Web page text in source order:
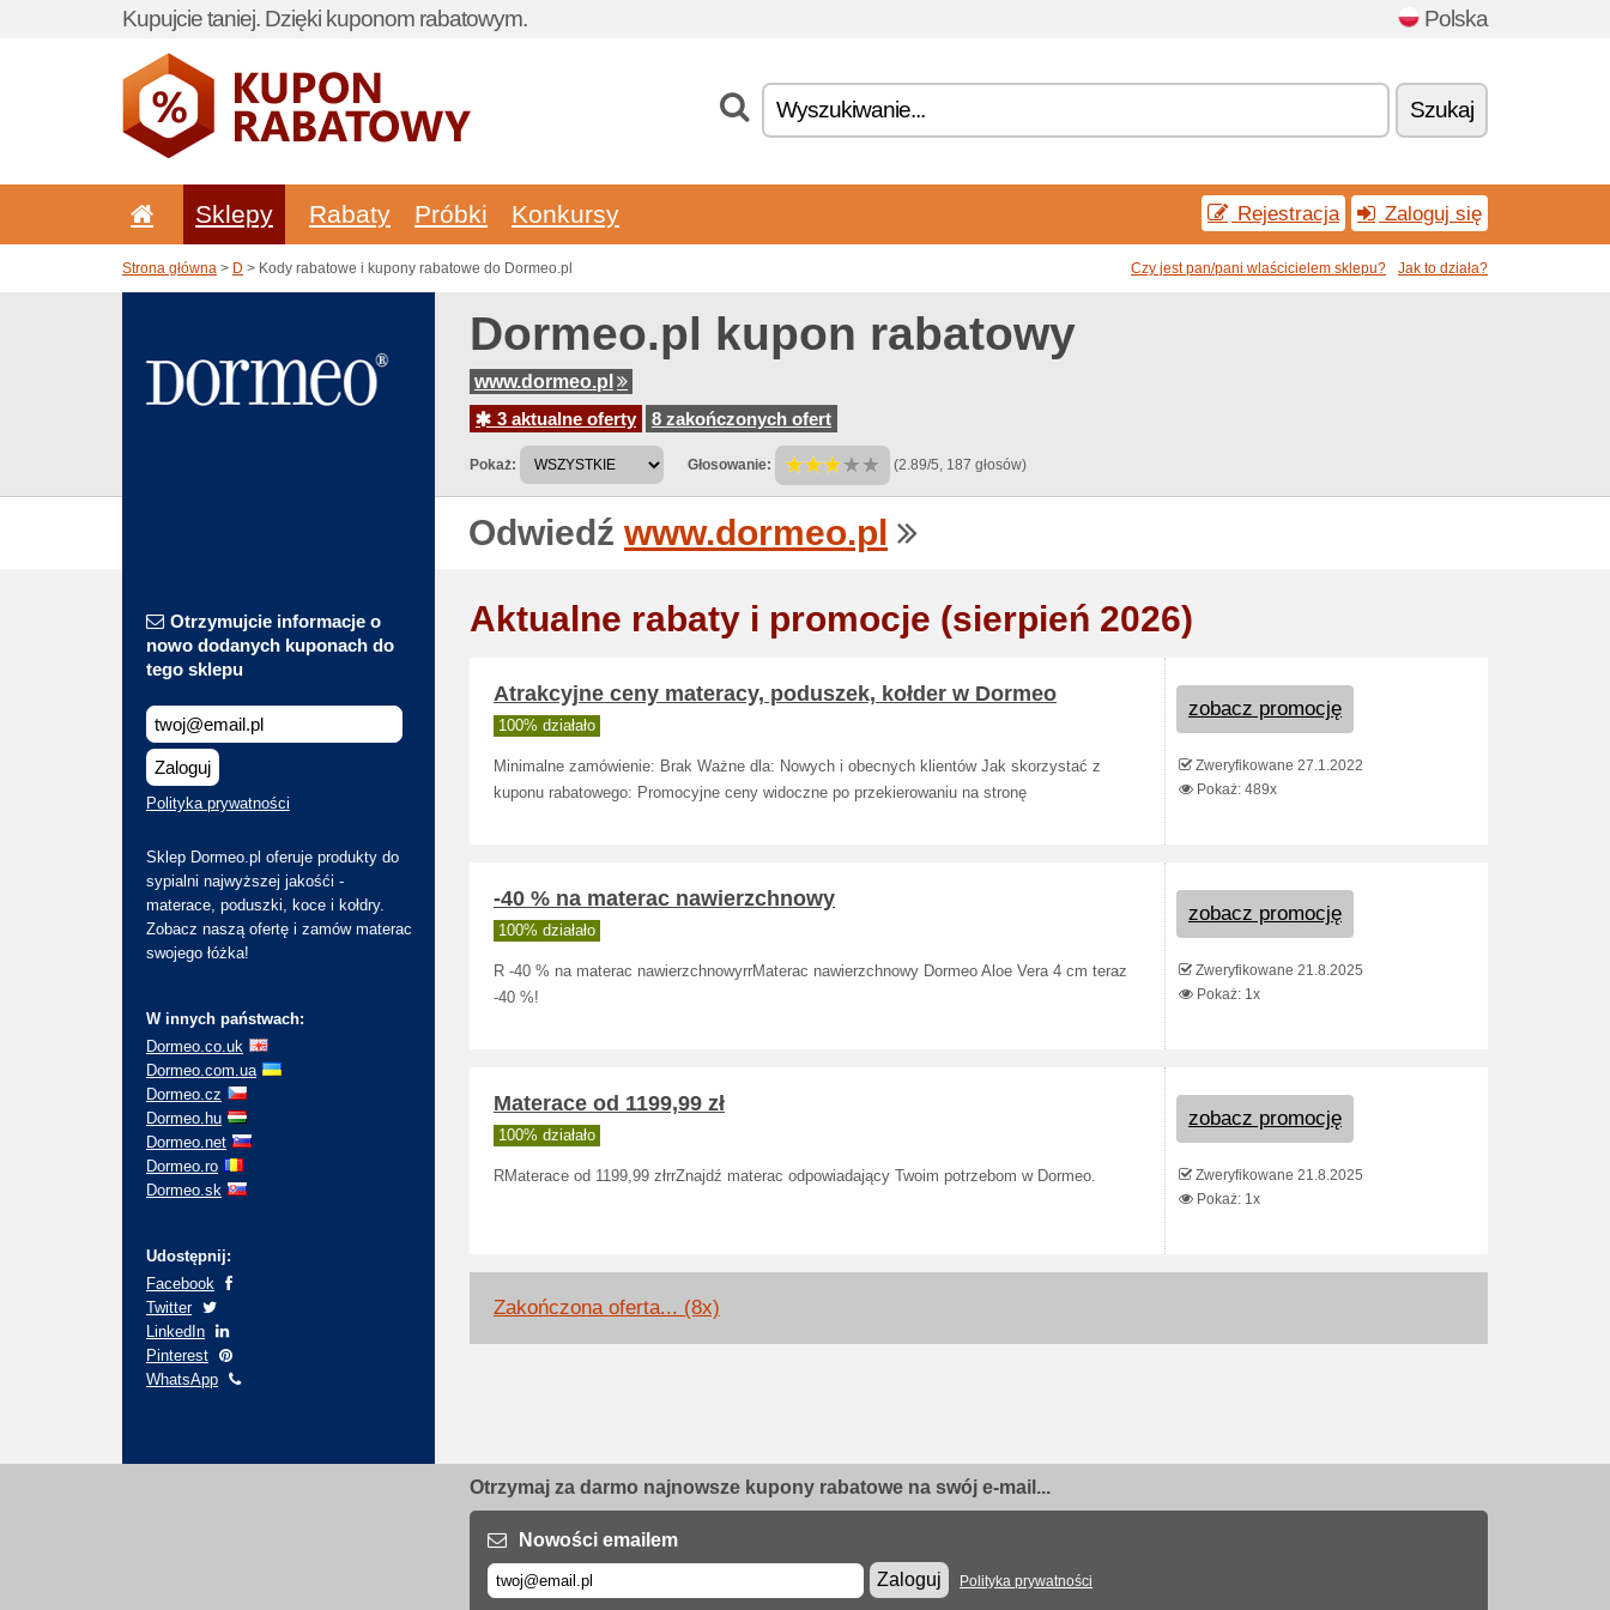
Kupujcie taniej. Dzięki kuponom rabatowym. Polska
Szukaj
Sklepy Rabaty Próbki Konkursy Rejestracja Zaloguj się
Strona główna > D > Kody rabatowe i kupony rabatowe do Dormeo.pl Czy jest pan/pani wlaścicielem sklepu? Jak to działa?
Dormeo.pl kupon rabatowy
www.dormeo.pl
3 aktualne oferty
8 zakończonych ofert
Pokaż: Głosowanie: (2.89/5, 187 głosów)
Odwiedź www.dormeo.pl
Otrzymujcie informacje o
nowo dodanych kuponach do
tego sklepu
Zaloguj
Polityka prywatności
Sklep Dormeo.pl oferuje produkty do
sypialni najwyższej jakośći -
materace, poduszki, koce i kołdry.
Zobacz naszą ofertę i zamów materac
swojego łóżka!
W innych państwach:
Dormeo.co.uk
Dormeo.com.ua
Dormeo.cz
Dormeo.hu
Dormeo.net
Dormeo.ro
Dormeo.sk
Udostępnij:
Facebook
Twitter
LinkedIn
Pinterest
WhatsApp
Aktualne rabaty i promocje (sierpień 2026)
Atrakcyjne ceny materacy, poduszek, kołder w Dormeo
100% działało
Minimalne zamówienie: Brak Ważne dla: Nowych i obecnych klientów Jak skorzystać z
kuponu rabatowego: Promocyjne ceny widoczne po przekierowaniu na stronę
zobacz promocję
Zweryfikowane 27.1.2022
Pokaż: 489x
-40 % na materac nawierzchnowy
100% działało
R -40 % na materac nawierzchnowyrrMaterac nawierzchnowy Dormeo Aloe Vera 4 cm teraz
-40 %!
zobacz promocję
Zweryfikowane 21.8.2025
Pokaż: 1x
Materace od 1199,99 zł
100% działało
RMaterace od 1199,99 złrrZnajdź materac odpowiadający Twoim potrzebom w Dormeo.
zobacz promocję
Zweryfikowane 21.8.2025
Pokaż: 1x
Zakończona oferta... (8x)
Otrzymaj za darmo najnowsze kupony rabatowe na swój e-mail...
Nowości emailem
Zaloguj
Polityka prywatności